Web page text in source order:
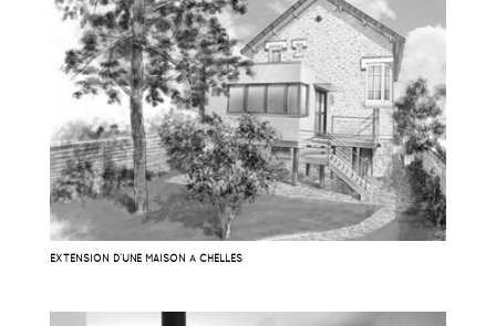
EXTENSION D’UNE MAISON À CHELLES